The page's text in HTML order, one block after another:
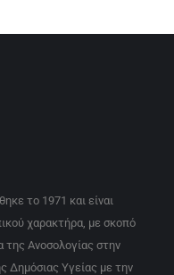
το 1971 και είναι
χαρακτήρα, με σκοπό
Ανοσολογίας στην
Δημόσιας Υγείας με την